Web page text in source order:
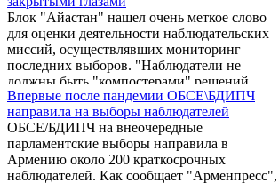
принесших нашей стране несомненную, а
порой и неоценимую пользу. Но вовсе не
случайно именно при Пашиняне столь
беспощадным образом проявились
абсолютная ангажированность, отсутствие
каких-либо нравственных принципов и
коллаборационизм многих из них - в
первую очередь действующих ...
Блок "Айастан" нашел очень меткое слово
для оценки деятельности наблюдательских
миссий, осуществлявших мониторинг
последних выборов. "Наблюдатели не
должны быть "компостерами" решений
Пашиняна и его политической команды" -
говорится в заявлении блока. И если бегло
просмотреть только вчерашний - без
предвыборных дней - поток информации,
сопровождаемый видеодоказательствами
нарушений, то остается лишь поражаться
Впервые после пандемии ОБСЕ\БДИПЧ
направила на выборы наблюдателей
ОБСЕ/БДИПЧ на внеочередные
парламентские выборы направила в
Армению около 200 краткосрочных
наблюдателей. Как сообщает "Арменпресс",